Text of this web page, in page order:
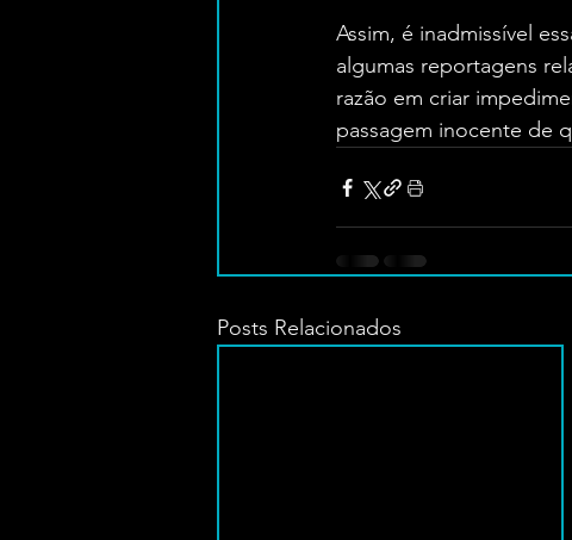
Assim, é inadmissível
algumas reportagens
razão em criar
passagem inocente de
Posts Relacionados